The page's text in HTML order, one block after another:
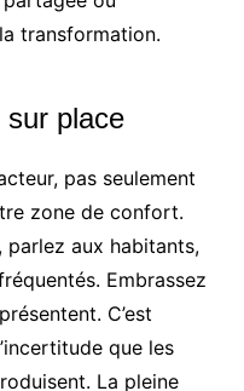
transformation.
sur place
pas seulement
zone de confort.
parlez aux habitants,
Embrassez
C’est
que les
La pleine